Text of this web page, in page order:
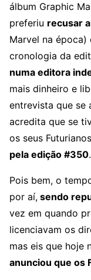
álbum Graphic
preferiu recusar
Marvel na época)
cronologia da
numa editora
mais dinheiro e
entrevista que se
acredita que se
os seus Futurianos
pela edição #350.
Pois bem, o
por aí, sendo
vez em quando
licenciavam os
mas eis que hoje
anunciou que os